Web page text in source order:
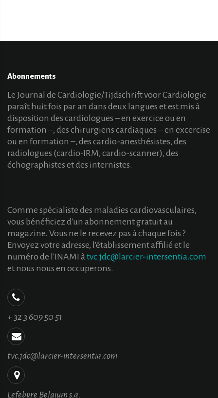
Abonnements
Le Journal de Cardiologie/Tijdschrift voor Cardiologie
paraît huit fois par an dans deux langues et est mis à
disposition des cardiologues – en exercice ou en
formation –, des chirurgiens cardiaques – en excercise
ou en formation –, des cardio-anesthésistes, des
radiologues (cardio-IRM, cardio-scanner), des
échographistes et des internistes.
Comme spécialiste des maladies cardiovasculaires,
vous bénéficiez d'un abonnement gratuit au
magazine. Vous ne le recevez pas à chaque fois ?
Envoyez votre adresse, l'établissement affilié et le
numéro de l'INAMI àtvc.jdc@larcier-intersentia.com
et nous nous en occuperons.
+ 32 3 609 50 51
tvc.jdc@larcier-intersentia.com
Lefebvre Belgium s.a.